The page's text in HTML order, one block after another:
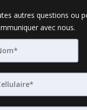
autres questions ou
avec nous.